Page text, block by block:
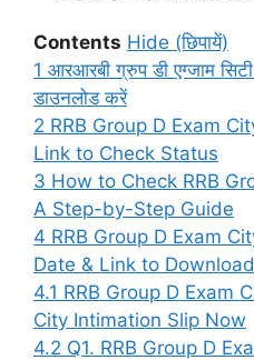
Contents Hide (छिपायें)
1 आरआरबी ग्रुप डी एग्जाम
डाउनलोड करें
2 RRB Group D Exam
Link to Check Status
3 How to Check RRB
A Step-by-Step Guide
4 RRB Group D Exam
Date & Link to Download
4.1 RRB Group D Exam
City Intimation Slip Now
4.2 Q1. RRB Group D